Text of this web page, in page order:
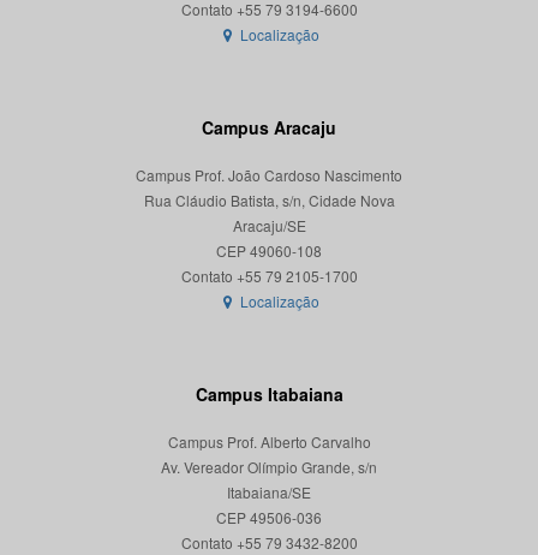
Localização
Campus Aracaju
Campus Prof. João Cardoso Nascimento
Rua Cláudio Batista, s/n, Cidade Nova
Aracaju/SE
CEP 49060-108
Localização
Campus Itabaiana
Campus Prof. Alberto Carvalho
Av. Vereador Olímpio Grande, s/n
Itabaiana/SE
CEP 49506-036